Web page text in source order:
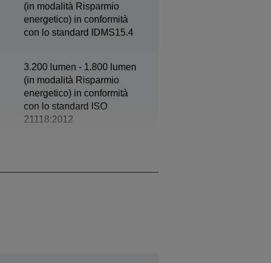
(in modalità Risparmio
energetico) in conformità
con lo standard IDMS15.4
3.200 lumen - 1.800 lumen
(in modalità Risparmio
energetico) in conformità
con lo standard ISO
21118:2012